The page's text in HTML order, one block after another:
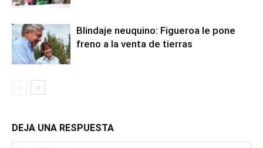
Blindaje neuquino: Figueroa le pone
freno a la venta de tierras
DEJA UNA RESPUESTA